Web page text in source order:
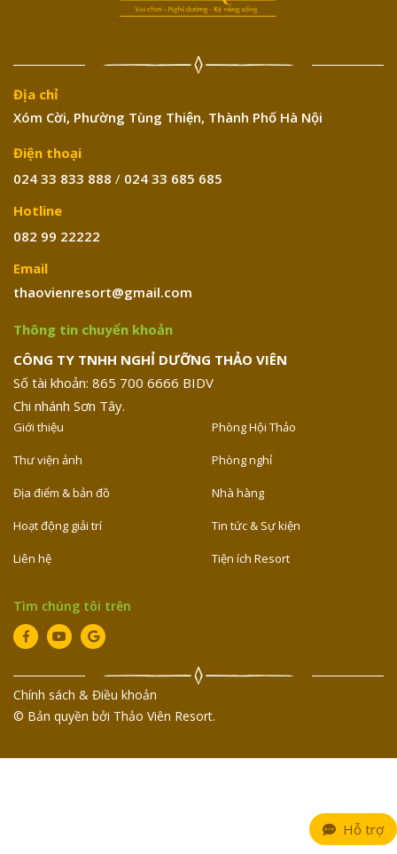
Địa chỉ
Xóm Cời, Phường Tùng Thiện, Thành Phố Hà Nội
Điện thoại
024 33 833 888 / 024 33 685 685
Hotline
082 99 22222
Email
thaovienresort@gmail.com
Thông tin chuyển khoản
CÔNG TY TNHH NGHỈ DƯỠNG THẢO VIÊN
Số tài khoản: 865 700 6666 BIDV
Chi nhánh Sơn Tây.
Giới thiệu Phòng Hội Thảo
Thư viện ảnh Phòng nghỉ
Địa điểm & bản đồ Nhà hàng
Hoạt động giải trí Tin tức & Sự kiện
Liên hệ Tiện ích Resort
Tìm chúng tôi trên
© Bản quyền bởi Thảo Viên Resort.
Chính sách & Điều khoản
Hỗ trợ